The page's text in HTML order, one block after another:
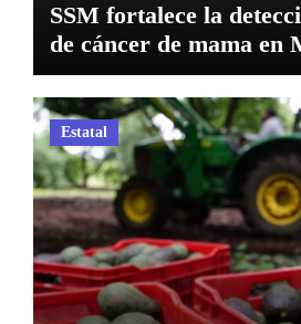
SSM fortalece la
de cáncer de mama en
Estatal